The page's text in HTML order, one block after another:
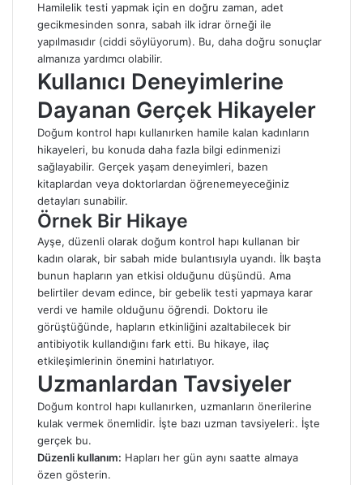
Hamilelik testi yapmak için en doğru zaman, adet
gecikmesinden sonra, sabah ilk idrar örneği ile
yapılmasıdır (ciddi söylüyorum). Bu, daha doğru sonuçlar
almanıza yardımcı olabilir.
Kullanıcı Deneyimlerine
Dayanan Gerçek Hikayeler
Doğum kontrol hapı kullanırken hamile kalan kadınların
hikayeleri, bu konuda daha fazla bilgi edinmenizi
sağlayabilir. Gerçek yaşam deneyimleri, bazen
kitaplardan veya doktorlardan öğrenemeyeceğiniz
detayları sunabilir.
Örnek Bir Hikaye
Ayşe, düzenli olarak doğum kontrol hapı kullanan bir
kadın olarak, bir sabah mide bulantısıyla uyandı. İlk başta
bunun hapların yan etkisi olduğunu düşündü. Ama
belirtiler devam edince, bir gebelik testi yapmaya karar
verdi ve hamile olduğunu öğrendi. Doktoru ile
görüştüğünde, hapların etkinliğini azaltabilecek bir
antibiyotik kullandığını fark etti. Bu hikaye, ilaç
etkileşimlerinin önemini hatırlatıyor.
Uzmanlardan Tavsiyeler
Doğum kontrol hapı kullanırken, uzmanların önerilerine
kulak vermek önemlidir. İşte bazı uzman tavsiyeleri:. İşte
gerçek bu.
Düzenli kullanım: Hapları her gün aynı saatte almaya
özen gösterin.